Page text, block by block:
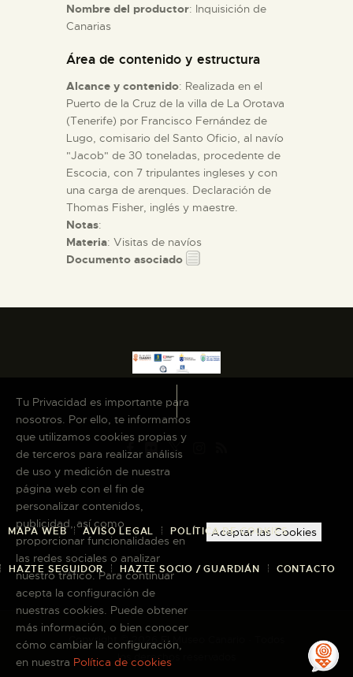
ESPAÑOL
Nombre del productor: Inquisición de
Canarias
Área de contenido y estructura
Alcance y contenido: Realizada en el
Puerto de la Cruz de la villa de La Orotava
(Tenerife) por Francisco Fernández de
Lugo, comisario del Santo Oficio, al navío
"Jacob" de 30 toneladas, procedente de
Escocia, con 7 tripulantes ingleses y con
una carga de arenques. Declaración de
Thomas Fisher, inglés y maestre.
Notas:
Materia: Visitas de navíos
Documento asociado
MAPA WEB AVISO LEGAL POLÍTICA DE COOKIES
HAZTE SEGUIDOR HAZTE SOCIO / GUARDIÁN CONTACTO
Copyright © 2026 El Museo Canario · Todos
los derechos reservados
Tu Privacidad es importante para
nosotros. Por ello, te informamos
que utilizamos cookies propias y
de terceros para realizar análisis
de uso y medición de nuestra
página web con el fin de
personalizar contenidos,
publicidad, así como
proporcionar funcionalidades en
las redes sociales o analizar
nuestro tráfico. Para continuar
acepta la configuración de
nuestras cookies. Puede obtener
más información, o bien conocer
cómo cambiar la configuración,
en nuestra Política de cookies
Aceptar las Cookies